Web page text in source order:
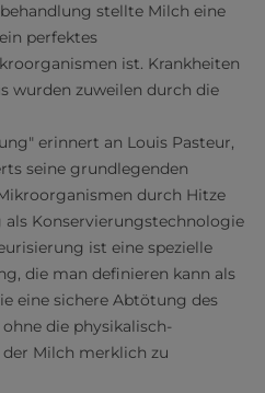
stellte Milch eine
perfektes
ist. Krankheiten
wurden zuweilen durch die
erinnert an Louis Pasteur,
seine grundlegenden
durch Hitze
Konservierungstechnologie
ist eine spezielle
die man definieren kann als
eine sichere Abtötung des
die physikalisch-
Milch merklich zu